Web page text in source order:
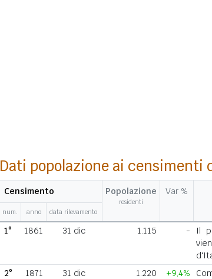
Dati popolazione ai censimenti
Censimento Popolazione
residenti
Var %
num. anno data rilevamento
1° 1861 31 dic 1.115 -
Il
2°
1871 31 dic 1.220 +9,4%